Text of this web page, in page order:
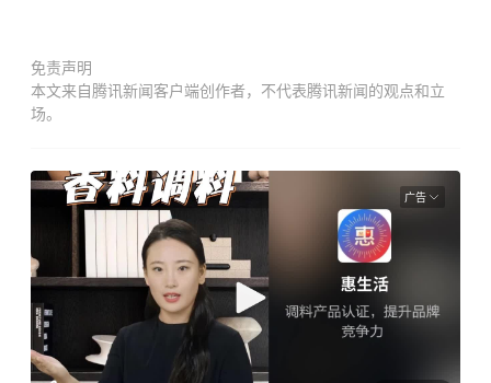
免责声明
本文来自腾讯新闻客户端创作者，不代表腾讯新闻的观点和立
场。
广告